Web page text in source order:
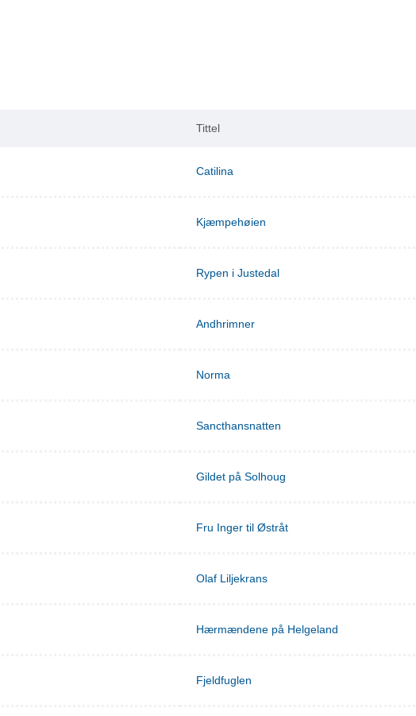
Tittel
Catilina
Kjæmpehøien
Rypen i Justedal
Andhrimner
Norma
Sancthansnatten
Gildet på Solhoug
Fru Inger til Østråt
Olaf Liljekrans
Hærmændene på Helgeland
Fjeldfuglen